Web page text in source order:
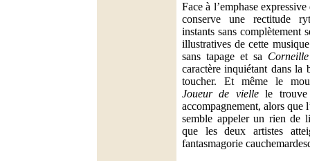
Face à l’emphase
conserve une rectitude
instants sans complètement
illustratives de cette
sans tapage et sa Corneille
caractère inquiétant dans la
toucher. Et même le
Joueur de viellele trouve
accompagnement, alors que
semble appeler un rien de
que les deux artistes
fantasmagorie